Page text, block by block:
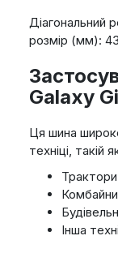
Діагональний
розмір (мм):
Galaxy
Ця шина
техніці, такій
Інша